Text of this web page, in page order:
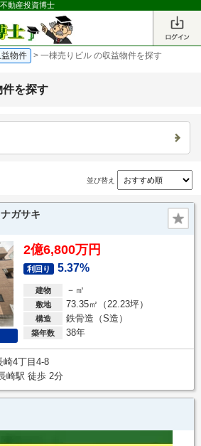
動産投資博士
益物件 > 一棟売りビル の収益物件を探す
を探す
並び替え
ガサキ
2億6,800万円
利回り 5.37%
建物 －㎡
敷地 73.35㎡（22.23坪）
構造 鉄骨造（S造）
築年数 38年
崎4丁目4-8
崎駅 徒歩 2分